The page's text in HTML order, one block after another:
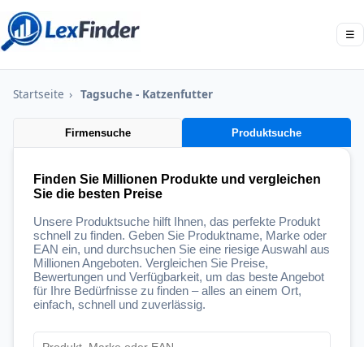
☰
Startseite › Tagsuche - Katzenfutter
Firmensuche Produktsuche
Finden Sie Millionen Produkte und vergleichen
Sie die besten Preise
Unsere Produktsuche hilft Ihnen, das perfekte Produkt
schnell zu finden. Geben Sie Produktname, Marke oder
EAN ein, und durchsuchen Sie eine riesige Auswahl aus
Millionen Angeboten. Vergleichen Sie Preise,
Bewertungen und Verfügbarkeit, um das beste Angebot
für Ihre Bedürfnisse zu finden – alles an einem Ort,
einfach, schnell und zuverlässig.